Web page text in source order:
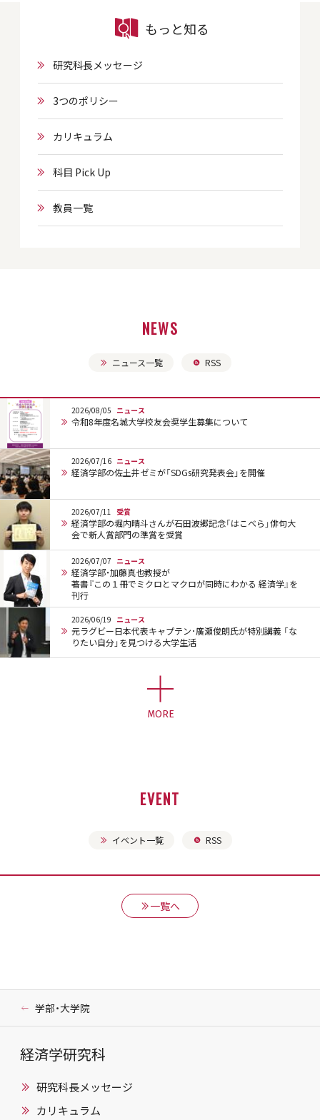
もっと知る
研究科長メッセージ
3つのポリシー
カリキュラム
科目 Pick Up
教員一覧
NEWS
ニュース一覧 RSS
2026/08/05 ニュース
令和8年度名城大学校友会奨学生募集について
2026/07/16 ニュース
経済学部の佐土井ゼミが「SDGs研究発表会」を開催
2026/07/11 受賞
経済学部の堀内晴斗さんが石田波郷記念「はこべら」俳句大
会で新人賞部門の準賞を受賞
2026/07/07 ニュース
経済学部・加藤真也教授が
著書『この１冊でミクロとマクロが同時にわかる 経済学』を
刊行
2026/06/19 ニュース
元ラグビー日本代表キャプテン･廣瀬俊朗氏が特別講義 「な
りたい自分」を見つける大学生活
MORE
EVENT
イベント一覧 RSS
一覧へ
学部・大学院
経済学研究科
研究科長メッセージ
カリキュラム